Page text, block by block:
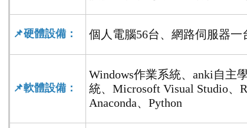
📌硬體設備： 個人電腦56台、網路伺服器
📌軟體設備：
Windows作業系統、anki自主
統、Microsoft Visual Studio、
Anaconda、Python